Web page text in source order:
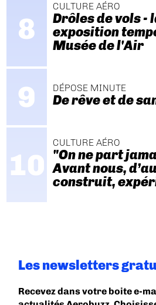
CULTURE AÉRO
Drôles de vols -
exposition
Musée de l'Air
DÉPOSE MINUTE
De rêve et de
CULTURE AÉRO
"On ne part
Avant nous,
construit,
Les newsletters
Recevez dans votre boite e-